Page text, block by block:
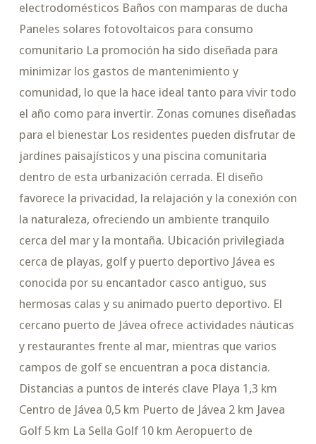
electrodomésticos Baños con mamparas de ducha
Paneles solares fotovoltaicos para consumo
comunitario La promoción ha sido diseñada para
minimizar los gastos de mantenimiento y
comunidad, lo que la hace ideal tanto para vivir todo
el año como para invertir. Zonas comunes diseñadas
para el bienestar Los residentes pueden disfrutar de
jardines paisajísticos y una piscina comunitaria
dentro de esta urbanización cerrada. El diseño
favorece la privacidad, la relajación y la conexión con
la naturaleza, ofreciendo un ambiente tranquilo
cerca del mar y la montaña. Ubicación privilegiada
cerca de playas, golf y puerto deportivo Jávea es
conocida por su encantador casco antiguo, sus
hermosas calas y su animado puerto deportivo. El
cercano puerto de Jávea ofrece actividades náuticas
y restaurantes frente al mar, mientras que varios
campos de golf se encuentran a poca distancia.
Distancias a puntos de interés clave Playa 1,3 km
Centro de Jávea 0,5 km Puerto de Jávea 2 km Javea
Golf 5 km La Sella Golf 10 km Aeropuerto de